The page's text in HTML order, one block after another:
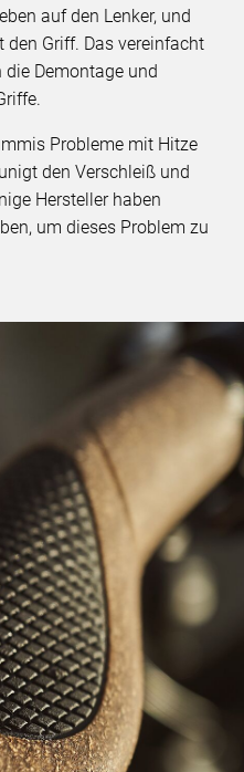
auf den Lenker, und
Griff. Das vereinfacht
Demontage und
Probleme mit Hitze
den Verschleiß und
Hersteller haben
um dieses Problem zu